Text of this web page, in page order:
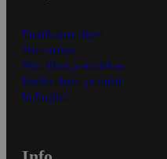
Ensitilaajan ohjeet
Näin maksat
Näin tilaat ja muokkaat
Kaikki ohjeet ja vinkit
In English